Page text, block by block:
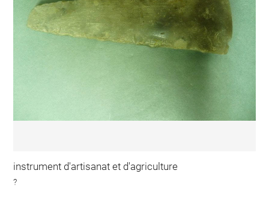
instrument d'artisanat et d'agriculture
?